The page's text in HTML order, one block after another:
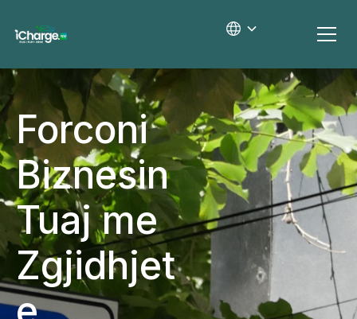
Forconi
Biznesin
Tuaj me
Zgjidhjet